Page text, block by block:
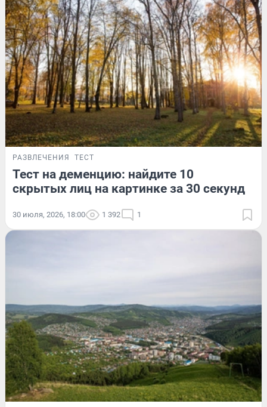
РАЗВЛЕЧЕНИЯ ТЕСТ
Тест на деменцию: найдите 10
скрытых лиц на картинке за 30 секунд
30 июля, 2026, 18:00 1 392 1